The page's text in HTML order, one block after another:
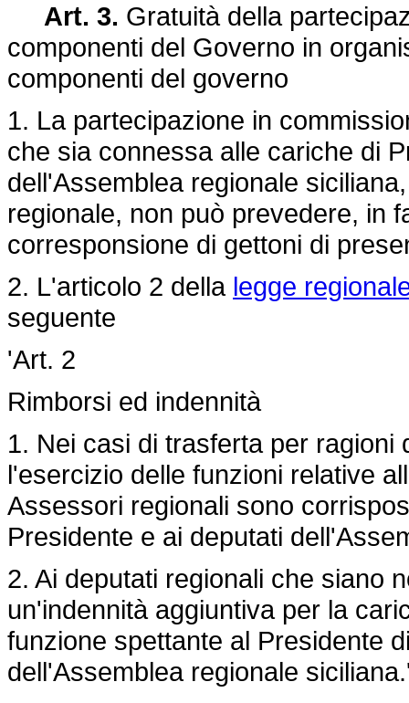
Art. 3. Gratuità della
componenti del Governo in
componenti del governo
1. La partecipazione in
che sia connessa alle cariche di
dell'Assemblea regionale
regionale, non può prevedere, in
corresponsione di gettoni di
2. L'articolo 2 della legge
seguente
'Art. 2
Rimborsi ed indennità
1. Nei casi di trasferta per
l'esercizio delle funzioni relative
Assessori regionali sono
Presidente e ai deputati
2. Ai deputati regionali che siano
un'indennità aggiuntiva per la
funzione spettante al Presidente
dell'Assemblea regionale